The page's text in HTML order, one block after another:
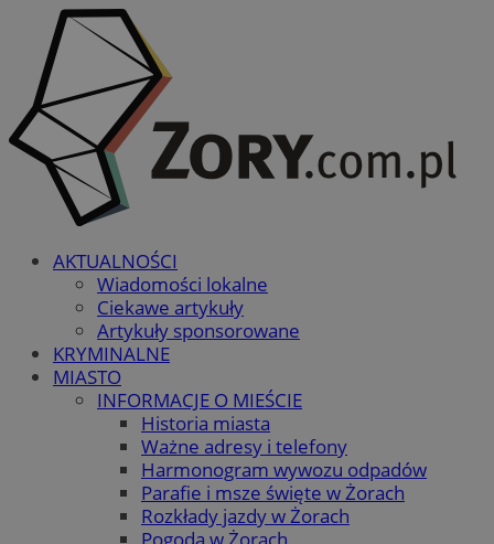
AKTUALNOŚCI
Wiadomości lokalne
Ciekawe artykuły
Artykuły sponsorowane
KRYMINALNE
MIASTO
INFORMACJE O MIEŚCIE
Historia miasta
Ważne adresy i telefony
Harmonogram wywozu odpadów
Parafie i msze święte w Żorach
Rozkłady jazdy w Żorach